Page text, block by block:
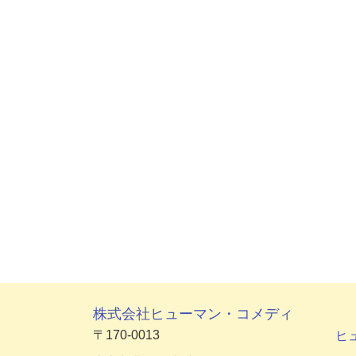
株式会社ヒューマン・コメディ
〒170-0013
ヒ